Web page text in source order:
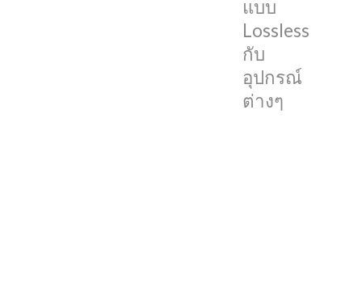
แบบ
Lossless
กับ
อุปกรณ์
ต่างๆ
บีบ
อัด
เสียง
แบบ
Lossless
คือ